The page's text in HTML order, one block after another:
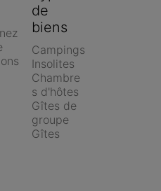
de
biens
Campings
Insolites
Chambre
s d'hôtes
Gîtes de
groupe
Gîtes